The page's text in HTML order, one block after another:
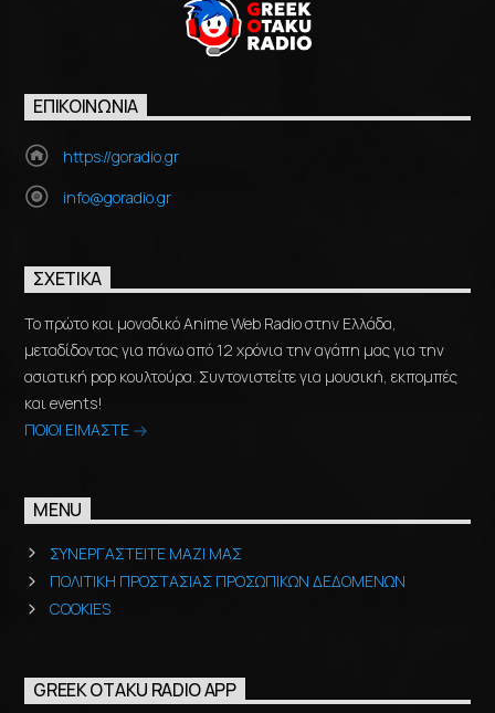
ΕΠΙΚΟΙΝΩΝΊΑ
https://goradio.gr
info@goradio.gr
ΣΧΕΤΙΚΆ
Το πρώτο και μοναδικό Anime Web Radio στην Ελλάδα,
μεταδίδοντας για πάνω από 12 χρόνια την αγάπη μας για την
ασιατική pop κουλτούρα. Συντονιστείτε για μουσική, εκπομπές
και events!
ΠΟΙΟΙ ΕΙΜΑΣΤΕ
MENU
ΣΥΝΕΡΓΑΣΤΕΙΤΕ ΜΑΖΙ ΜΑΣ
ΠΟΛΙΤΙΚΗ ΠΡΟΣΤΑΣΙΑΣ ΠΡΟΣΩΠΙΚΩΝ ΔΕΔΟΜΕΝΩΝ
COOKIES
GREEK OTAKU RADIO APP